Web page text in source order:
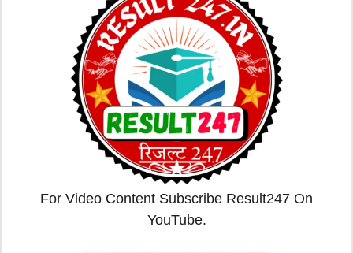
For Video Content Subscribe Result247 On
YouTube.